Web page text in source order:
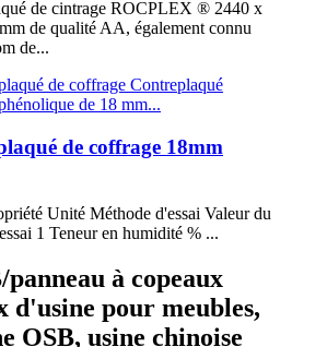
de cintrage ROCPLEX ® 2440 x
de qualité AA, également connu
de...
de coffrage 18mm
Unité Méthode d'essai Valeur du
1 Teneur en humidité % ...
à copeaux
d'usine pour meubles,
OSB, usine chinoise